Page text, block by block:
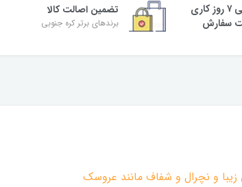
ارسال ۱ الی ۷ روز کاری
سفارش
تضمین اصالت کالا
برندهای برتر کره جنوبی
زیبا و نچرال و شفاف مانند عروسک